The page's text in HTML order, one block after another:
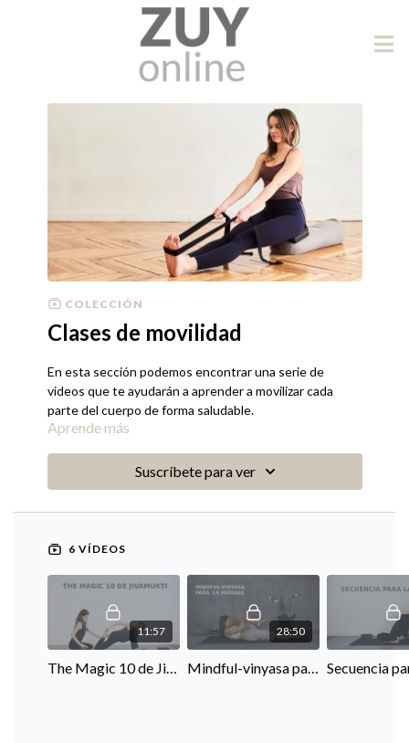
COLECCIÓN
Clases de movilidad
En esta sección podemos encontrar una serie de
videos que te ayudarán a aprender a movilizar cada
parte del cuerpo de forma saludable.
Aprende más
Suscríbete para ver
6 VÍDEOS
11:57
The Magic 10 de Jivamukti
28:50
Mindful-vinyasa para la mañana